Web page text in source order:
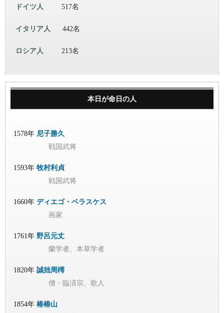
ドイツ人 517名
イタリア人 442名
ロシア人 213名
本日が命日の人
1578年 尼子勝久
戦国武将
1593年 牧村利貞
戦国武将
1660年 ディエゴ・ベラスケス
画家
1761年 野呂元丈
蘭学者、本草学者
1820年 誠拙周樗
僧・臨済宗、歌人
1854年 椿椿山